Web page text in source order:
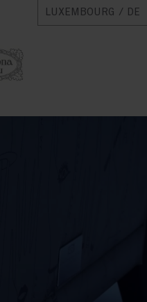
LUXEMBOURG / DE